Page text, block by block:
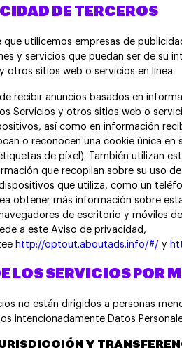
DE TERCEROS
que utilicemos empresas de
y servicios que puedan ser de su
otros sitios web o servicios en línea.
recibir anuncios basados en
Servicios y otros sitios web o
así como en información
o reconocen una cookie única en
de píxel). También utilizan
que recopilan sobre su uso
que utiliza, como un
obtener más información sobre
de escritorio y móviles
a este Aviso de privacidad,
http://optout.aboutads.info/#/ y
LOS SERVICIOS POR
no están dirigidos a personas
intencionadamente Datos
Y